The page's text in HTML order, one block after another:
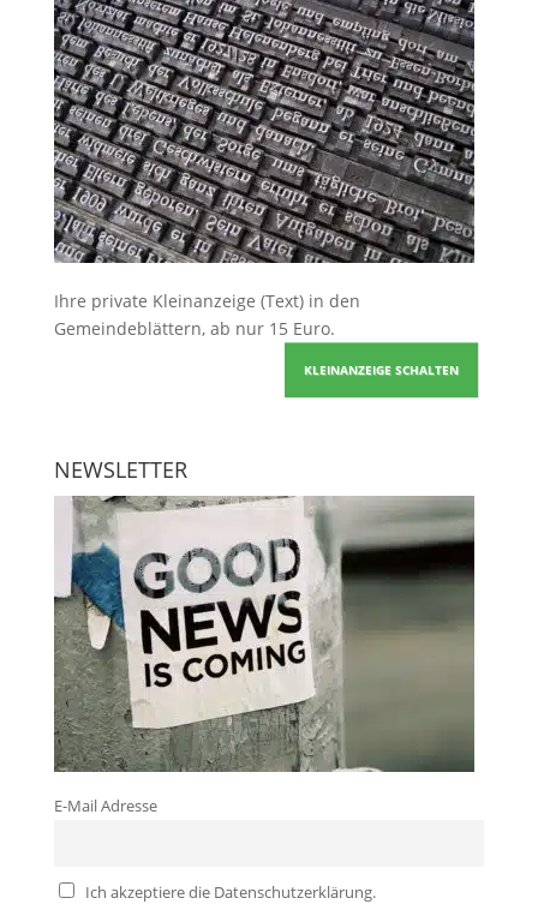
Ihre private Kleinanzeige (Text) in den
Gemeindeblättern, ab nur 15 Euro.
KLEINANZEIGE SCHALTEN
NEWSLETTER
E-Mail Adresse
Ich akzeptiere die Datenschutzerklärung.